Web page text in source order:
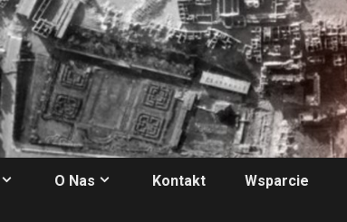
O Nas Kontakt Wsparcie